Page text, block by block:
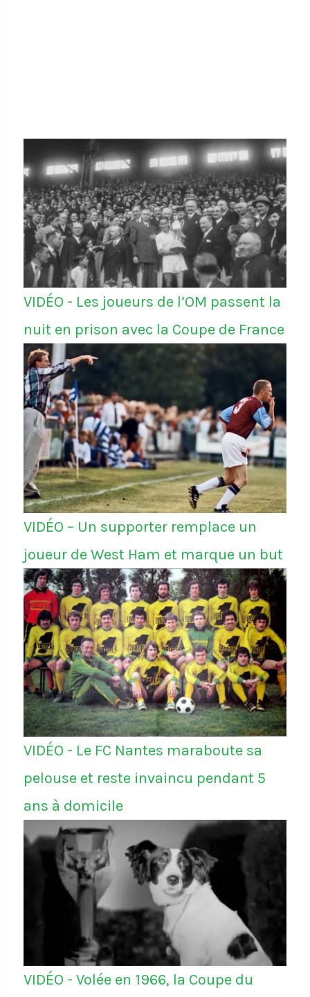
VIDÉO - Les joueurs de l’OM passent la
nuit en prison avec la Coupe de France
VIDÉO – Un supporter remplace un
joueur de West Ham et marque un but
VIDÉO - Le FC Nantes maraboute sa
pelouse et reste invaincu pendant 5
ans à domicile
VIDÉO - Volée en 1966, la Coupe du